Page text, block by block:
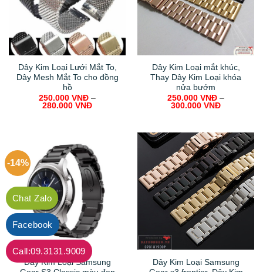
Dây Kim Loại Lưới Mắt To,
Dây Mesh Mắt To cho đồng
hồ
250.000 VNĐ –
280.000 VNĐ
Dây Kim Loại mắt khúc,
Thay Dây Kim Loại khóa
nửa bướm
250.000 VNĐ –
300.000 VNĐ
-14%
Dây Kim Loại Samsung
Dây Kim Loại Samsung
Chat Zalo
Facebook
Call:09.3131.9009